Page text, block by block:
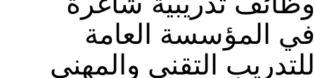
في المؤسسة العامة
للتدريب التقني والمهني